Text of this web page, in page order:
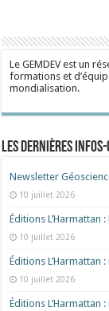
Le GEMDEV est un
formations et
mondialisation.
Les dernières Infos-
Newsletter
10 juillet 2026
Éditions
10 juillet 2026
Éditions L’Harmattan
10 juillet 2026
Éditions L’Harmattan